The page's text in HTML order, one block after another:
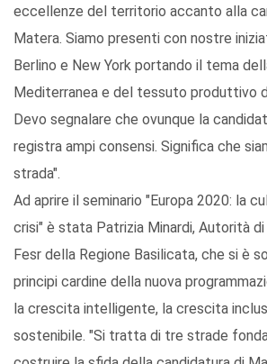
eccellenze del territorio accanto alla
Matera. Siamo presenti con nostre
Berlino e New York portando il tema
Mediterranea e del tessuto produttivo
Devo segnalare che ovunque la
registra ampi consensi. Significa che
strada".
Ad aprire il seminario "Europa 2020: la
crisi" è stata Patrizia Minardi, Autorità
Fesr della Regione Basilicata, che si è
principi cardine della nuova
la crescita intelligente, la crescita
sostenibile. "Si tratta di tre strade